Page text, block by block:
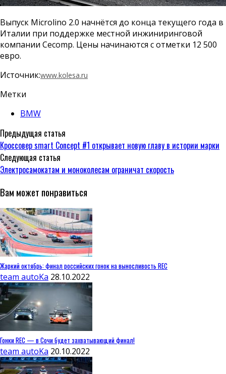
Выпуск Microlino 2.0 начнётся до конца текущего года в
Италии при поддержке местной инжиниринговой
компании Cecomp. Цены начинаются с отметки 12 500
евро.
Источник:www.kolesa.ru
Метки
BMW
Предыдущая статья
Кроссовер smart Concept #1 открывает новую главу в истории марки
Следующая статья
Электросамокатам и моноколесам ограничат скорость
Вам может понравиться
Жаркий октябрь: финал российских гонок на выносливость REC
team autoKa 28.10.2022
Гонки REC — в Сочи будет захватывающий финал!
team autoKa 20.10.2022